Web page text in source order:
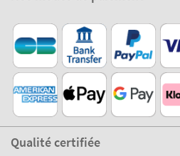
Qualité certifiée